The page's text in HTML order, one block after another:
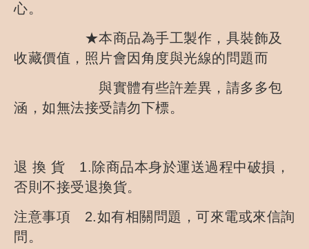
心。
★本商品為手工製作，具裝飾及
收藏價值，照片會因角度與光線的問題而
與實體有些許差異，請多多包
涵，如無法接受請勿下標。
退 換 貨 1.除商品本身於運送過程中破損，
否則不接受退換貨。
注意事項 2.如有相關問題，可來電或來信詢
問。